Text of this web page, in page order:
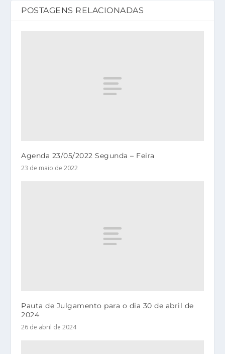
POSTAGENS RELACIONADAS
Agenda 23/05/2022 Segunda – Feira
23 de maio de 2022
Pauta de Julgamento para o dia 30 de abril de
2024
26 de abril de 2024